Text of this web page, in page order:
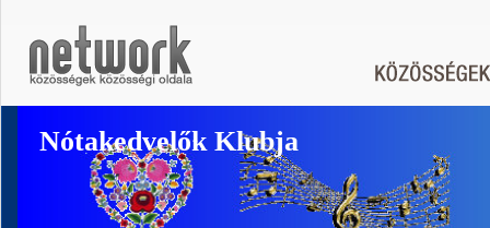
Nótakedvelők Klubja